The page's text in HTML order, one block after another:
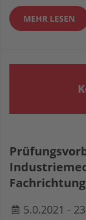
MEHR LESEN
5.0.2021 -